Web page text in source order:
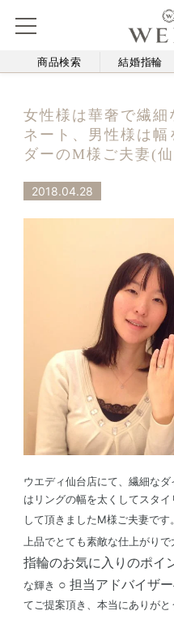
商品検索 結婚指輪
女性様は華奢で繊細
ネート、男性様は
ダーのM様ご夫妻(
2018.04.28
ウエディ仙台店にて、繊細な
はリングの幅を太くしてスタ
して頂きましたM様ご夫妻です
上品でとても素敵な仕上がり
指輪のお気に入りのポイ
な輝き ○ 担当アドバイザ
てご提案頂き、本当にありがと